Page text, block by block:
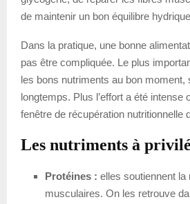
de maintenir un bon équilibre
Dans la pratique, une bonne
pas être compliquée. Le plus
les bons nutriments au bon moment,
longtemps. Plus l’effort a été intense
fenêtre de récupération nutritionnelle
Les nutriments à
Protéines : elles soutiennent
musculaires. On les retrouve